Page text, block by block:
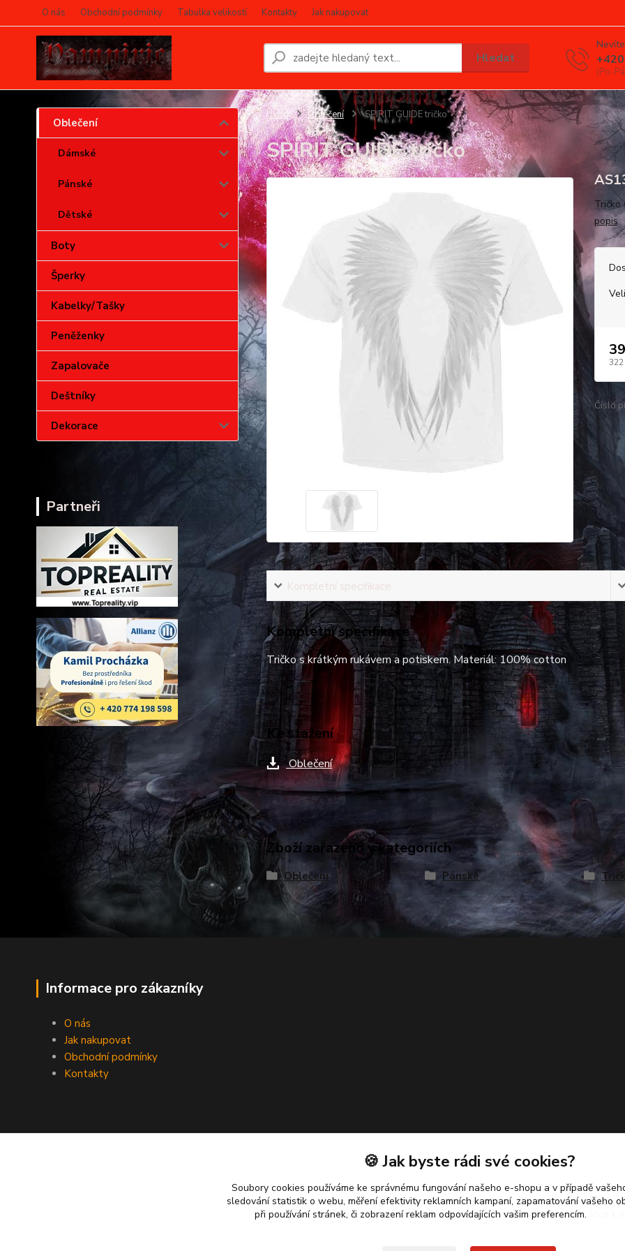
O nás Obchodní podmínky Tabulka velikostí Kontakty Jak nakupovat
Hledat
(Po-
Oblečení
Dámské
Pánské
Dětské
Boty
Šperky
Kabelky/Tašky
Peněženky
Zapalovače
Deštníky
Dekorace
Partneři
Úvod Oblečení SPIRIT GUIDE tričko
SPIRIT GUIDE tričko
Tričko
popis
322
Číslo
Kompletní specifikace
Kompletní specifikace
Tričko s krátkým rukávem a potiskem. Materiál: 100% cotton
Ke stažení
Oblečení
Zboží zařazeno v kategoriích
Oblečení Pánské
Informace pro zákazníky
O nás
Jak nakupovat
Obchodní podmínky
Kontakty
🍪 Jak byste rádi své cookies?
Soubory cookies používáme ke správnému fungování našeho e-shopu a v případě
sledování statistik o webu, měření efektivity reklamních kampaní, zapamatování vašeho
při používání stránek, či zobrazení reklam odpovídajících vašim preferencím.